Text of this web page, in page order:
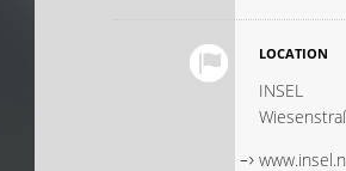
LOCATION
INSEL